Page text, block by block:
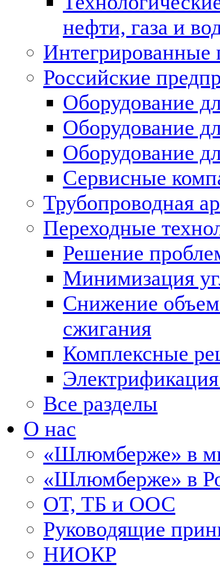
нефти, газа и
Российские
Оборудование
Оборудование
Оборудование
Сервисные
Трубопроводная
Переходные
Решение
Минимизация
Снижение
сжигания
Комплексные
Все разделы
О нас
«Шлюмберже» в
«Шлюмберже» в
ОТ, ТБ и ООС
Руководящие
НИОКР